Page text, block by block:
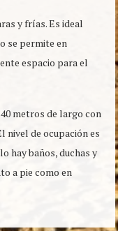
y frías. Es ideal
se permite en
espacio para el
metros de largo con
nivel de ocupación es
hay baños, duchas y
a pie como en